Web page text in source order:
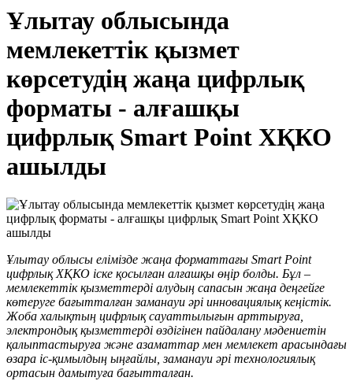
Ұлытау облысында
мемлекеттік қызмет
көрсетудің жаңа цифрлық
форматы - алғашқы
цифрлық Smart Point ХҚКО
ашылды
Ұлытау облысы елімізде жаңа форматтағы Smart Point
цифрлық ХҚКО іске қосылған алғашқы өңір болды. Бұл –
мемлекеттік қызметтерді алудың сапасын жаңа деңгейге
көтеруге бағытталған заманауи әрі инновациялық кеңістік.
Жоба халықтың цифрлық сауаттылығын арттыруға,
электрондық қызметтерді өздігінен пайдалану мәдениетін
қалыптастыруға және азаматтар мен мемлекет арасындағы
өзара іс-қимылдың ыңғайлы, заманауи әрі технологиялық
ортасын дамытуға бағытталған.